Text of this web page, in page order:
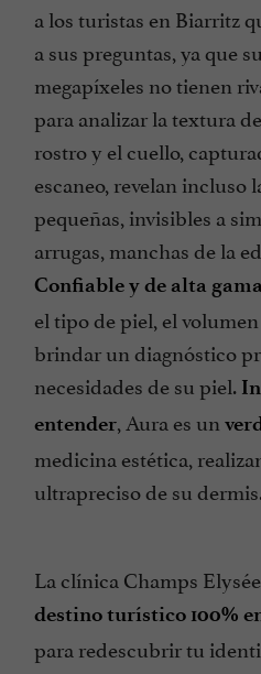
a los turistas en Biarritz
a sus preguntas, ya que
megapíxeles no tienen
para analizar la textura
rostro y el cuello,
escaneo, revelan incluso
pequeñas, invisibles a
arrugas, manchas de la
Confiable y de alta
el tipo de piel, el
brindar un diagnóstico
necesidades de su piel.
entender, Aura es un
medicina estética,
ultrapreciso de su
La clínica Champs
destino turístico 100%
para redescubrir tu